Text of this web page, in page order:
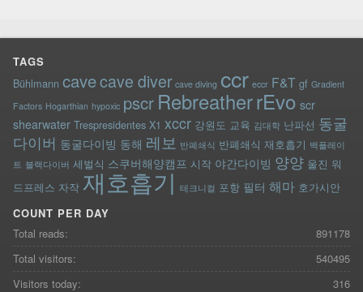
TAGS
Bühlmann cavecave diver cave diving ccr eccr F&T gf Gradient
Factors Hogarthian hypoxic pscr RebreatherrEvo scr
shearwater Trespresidentes X1 xccr 강원도 교육 김대학 난파선 동굴
다이버 동굴다이빙 동해 레보 반폐쇄식 반폐쇄식 재호흡기 백플레이
트 블랙다이버 세벌식 스쿠버해양캠프 시작 야간다이빙 양양 울진 워
드프레스 자작 재호흡기 테크니컬 포항 필터 해마 호가시안
COUNT PER DAY
891178
Total reads:
540495
Total visitors:
316
Visitors today: